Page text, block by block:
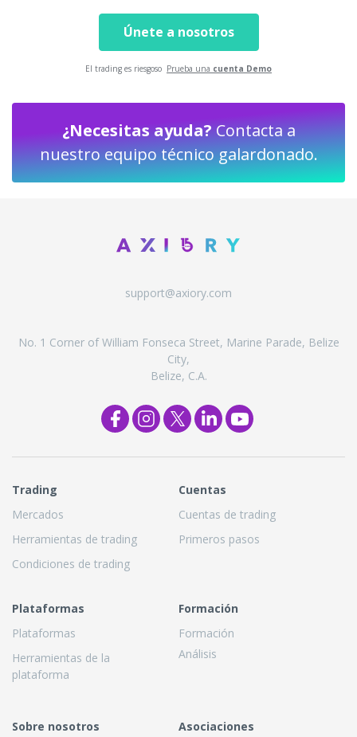
Únete a nosotros
El trading es riesgoso Prueba una cuenta Demo
¿Necesitas ayuda?Contacta a
nuestro equipo técnico galardonado.
support@axiory.com
No. 1 Corner of William Fonseca Street, Marine Parade, Belize
City,
Belize, C.A.
Trading
Mercados
Herramientas de trading
Condiciones de trading
Cuentas
Cuentas de trading
Primeros pasos
Plataformas
Plataformas
Herramientas de la
plataforma
Formación
Formación
Análisis
Sobre nosotros Asociaciones